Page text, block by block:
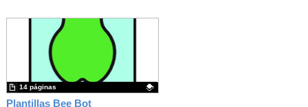
Plantillas Bee Bot
14 páginas